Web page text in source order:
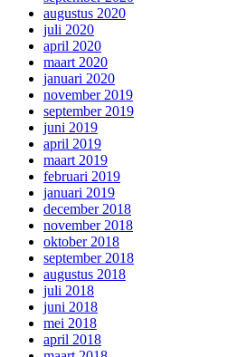
augustus 2020
juli 2020
april 2020
maart 2020
januari 2020
november 2019
september 2019
juni 2019
april 2019
maart 2019
februari 2019
januari 2019
december 2018
november 2018
oktober 2018
september 2018
augustus 2018
juli 2018
juni 2018
mei 2018
april 2018